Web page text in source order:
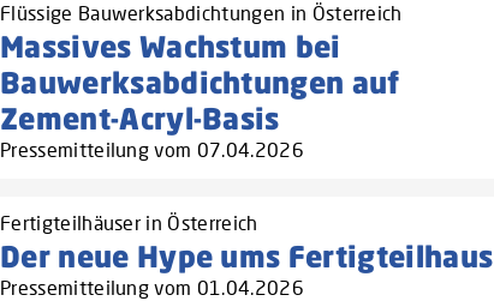
Flüssige Bauwerksabdichtungen in Österreich
Massives Wachstum bei
Bauwerksabdichtungen auf
Zement-Acryl-Basis
Pressemitteilung vom 07.04.2026
Fertigteilhäuser in Österreich
Der neue Hype ums Fertigteilhaus
Pressemitteilung vom 01.04.2026